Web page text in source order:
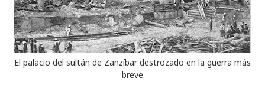
El palacio del sultán de Zanzíbar destrozado en la guerra más
breve